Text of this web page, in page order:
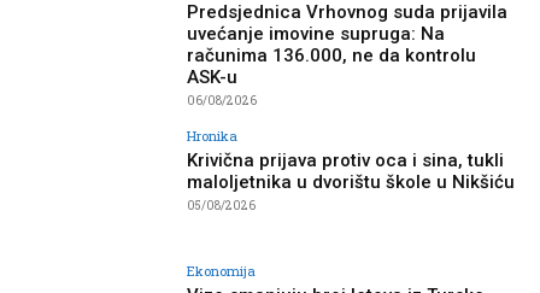
Predsjednica Vrhovnog suda prijavila
uvećanje imovine supruga: Na
računima 136.000, ne da kontrolu
ASK-u
06/08/2026
Hronika
Krivična prijava protiv oca i sina, tukli
maloljetnika u dvorištu škole u Nikšiću
05/08/2026
Ekonomija